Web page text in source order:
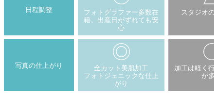
日程調整
フォトグラファー多数在
籍。出産日がずれても安
心
スタジオの
写真の仕上がり
全カット美肌加工
フォトジェニックな仕上
がり
加工は軽く行
が多